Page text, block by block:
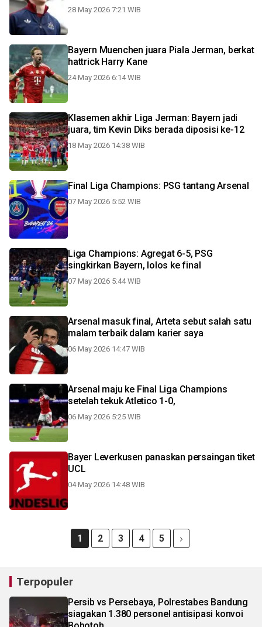
28 May 2026 7:21 WIB
Bayern Muenchen juara Piala Jerman, berkat
hattrick Harry Kane
24 May 2026 6:14 WIB
Klasemen akhir Liga Jerman: Bayern jadi
juara, tim Kevin Diks berada diposisi ke-12
18 May 2026 14:38 WIB
Final Liga Champions: PSG tantang Arsenal
07 May 2026 5:52 WIB
Liga Champions: Agregat 6-5, PSG
singkirkan Bayern, lolos ke final
07 May 2026 5:44 WIB
Arsenal masuk final, Arteta sebut salah satu
malam terbaik dalam karier saya
06 May 2026 14:47 WIB
Arsenal maju ke Final Liga Champions
setelah tekuk Atletico 1-0,
06 May 2026 5:25 WIB
Bayer Leverkusen panaskan persaingan tiket
UCL
04 May 2026 14:48 WIB
1 2 3 4 5
Terpopuler
Persib vs Persebaya, Polrestabes Bandung
siagakan 1.380 personel antisipasi konvoi